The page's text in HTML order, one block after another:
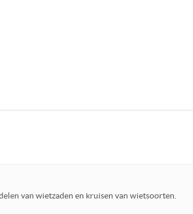
van wietzaden en kruisen van wietsoorten.